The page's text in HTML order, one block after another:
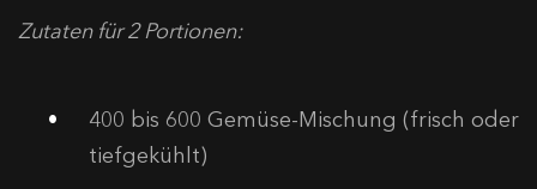
Zutaten für 2 Portionen:
400 bis 600 Gemüse-Mischung (frisch oder
tiefgekühlt)